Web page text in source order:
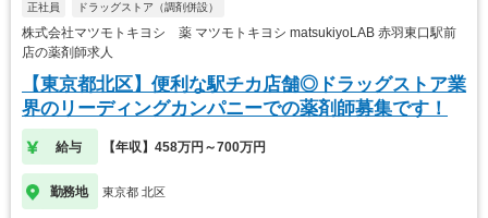
正社員 ドラッグストア（調剤併設）
株式会社マツモトキヨシ 薬 マツモトキヨシ matsukiyoLAB 赤羽東口駅前
店の薬剤師求人
【東京都北区】便利な駅チカ店舗◎ドラッグストア業
界のリーディングカンパニーでの薬剤師募集です！
給与 【年収】458万円～700万円
勤務地 東京都 北区